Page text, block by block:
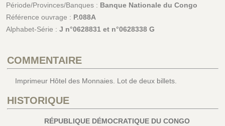
Période/Provinces/Banques : Banque Nationale du Congo
Référence ouvrage : P.088A
Alphabet-Série : J n°0628831 et n°0628338 G
COMMENTAIRE
Imprimeur Hôtel des Monnaies. Lot de deux billets.
HISTORIQUE
RÉPUBLIQUE DÉMOCRATIQUE DU CONGO